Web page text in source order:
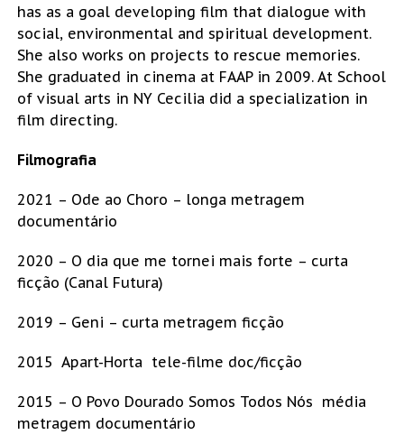
has as a goal developing film that dialogue with
social, environmental and spiritual development.
She also works on projects to rescue memories.
She graduated in cinema at FAAP in 2009. At School
of visual arts in NY Cecilia did a specialization in
film directing.
Filmografia
2021 – Ode ao Choro – longa metragem
documentário
2020 – O dia que me tornei mais forte – curta
ficção (Canal Futura)
2019 – Geni – curta metragem ficção
2015  Apart-Horta  tele-filme doc/ficção
2015 – O Povo Dourado Somos Todos Nós  média
metragem documentário